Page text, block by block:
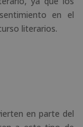
en el
literarios.
en parte del